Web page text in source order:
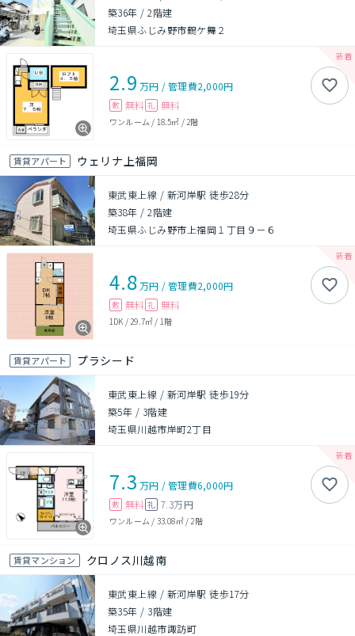
築36年 /2階建
埼玉県ふじみ野市鶴ケ舞２
2.9 万円 /管理費2,000円
敷 無料 礼 無料
ワンルーム / 18.5㎡ / 2階
賃貸アパート ウェリナ上福岡
東武東上線 / 新河岸駅 徒歩28分
築38年 /2階建
埼玉県ふじみ野市上福岡１丁目９－６
4.8万円 /管理費2,000円
敷 無料 礼 無料
1DK / 29.7㎡ / 1階
賃貸アパート プラシード
東武東上線 / 新河岸駅 徒歩19分
築5年 / 3階建
埼玉県川越市岸町2丁目
7.3 万円 /管理費6,000円
敷 無料 礼 7.3万円
ワンルーム / 33.08㎡/ 2階
賃貸マンション クロノス川越南
東武東上線 / 新河岸駅 徒歩17分
築35年 / 3階建
埼玉県川越市諏訪町